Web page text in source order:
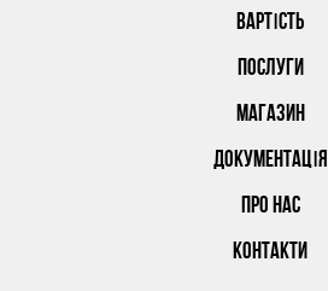
ВАРТІСТЬ
ПОСЛУГИ
МАГАЗИН
ДОКУМЕНТАЦІЯ
ПРО НАС
КОНТАКТИ